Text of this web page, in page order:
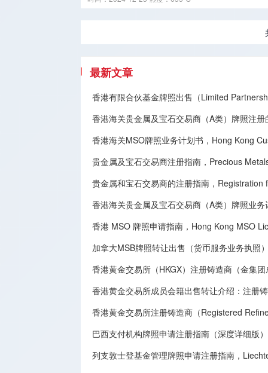
最新文章
香港有限合伙基金牌照出售（Limited
香港海关贵金属及宝石交易商（A类）牌照注册
香港海关MSO牌照业务计划书，Hong Kong
贵金属及宝石交易商注册指南，Precious
贵金属和宝石交易商的注册指南，
香港海关贵金属及宝石交易商（A类）牌照业
香港 MSO 牌照申请指南，Hong Kong MSO
加拿大MSB牌照转让​出售（货币服务业务执照），
香港黄金交易所（HKGX）注册铸造商（金集
香港黄金交易所成员会籍出售转让介绍：注册铸造
香港黄金交易所注册铸造商（Registered
巴西支付机构牌照申请注册指南（深度详细版）
列支敦士登基金管理牌照申请注册指南，